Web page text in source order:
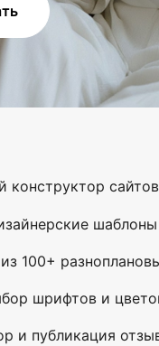
конструктор сайтов
100+
шрифтов и
и публикация